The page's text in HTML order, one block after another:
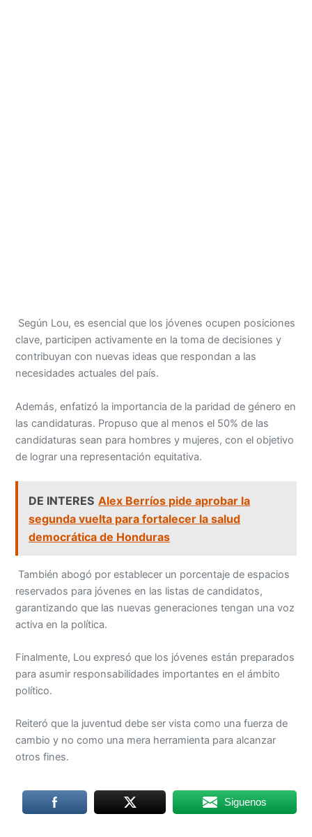
Según Lou, es esencial que los jóvenes ocupen posiciones
clave, participen activamente en la toma de decisiones y
contribuyan con nuevas ideas que respondan a las
necesidades actuales del país.
Además, enfatizó la importancia de la paridad de género en
las candidaturas. Propuso que al menos el 50% de las
candidaturas sean para hombres y mujeres, con el objetivo
de lograr una representación equitativa.
DE INTERES Alex Berríos pide aprobar la
segunda vuelta para fortalecer la salud
democrática de Honduras
También abogó por establecer un porcentaje de espacios
reservados para jóvenes en las listas de candidatos,
garantizando que las nuevas generaciones tengan una voz
activa en la política.
Finalmente, Lou expresó que los jóvenes están preparados
para asumir responsabilidades importantes en el ámbito
político.
Reiteró que la juventud debe ser vista como una fuerza de
cambio y no como una mera herramienta para alcanzar
otros fines.
Siguenos